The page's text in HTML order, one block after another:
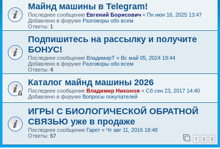
Майнд машины в Telegram!
Последнее сообщение Евгений Борисович « Пн июн 16, 2025 13:47
Добавлено в форуме Разговоры обо всем
Ответы: 1
Подпишитесь на рассылку и получите
БОНУС!
Последнее сообщение ВладимирТ « Вс май 05, 2024 19:44
Добавлено в форуме Разговоры обо всем
Ответы: 4
Каталог майнд машины 2026
Последнее сообщение Владимир Никонов « Сб сен 23, 2017 14:40
Добавлено в форуме Вопросы покупателей
ИГРЫ С БИОЛОГИЧЕСКОЙ ОБРАТНОЙ
СВЯЗЬЮ уже в продаже
Последнее сообщение Гарет « Чт авг 11, 2016 18:48
Ответы: 57 1 2 3